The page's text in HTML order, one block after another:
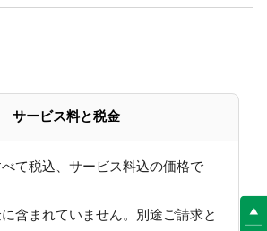
サービス料と税金
て税込、サービス料込の価格で
含まれていません。別途ご請求と